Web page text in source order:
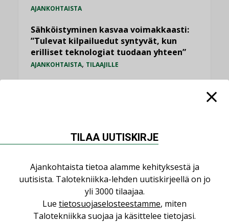
AJANKOHTAISTA
Sähköistyminen kasvaa voimakkaasti:
”Tulevat kilpailuedut syntyvät, kun
erilliset teknologiat tuodaan yhteen”
AJANKOHTAISTA, TILAAJILLE
Puutteellinen eristys lisää lämpöhäviöitä
LEHDEN ARTIKKELIT
KATSO KAIKKI
TILAA UUTISKIRJE
Ajankohtaista tietoa alamme kehityksestä ja
uutisista. Talotekniikka-lehden uutiskirjeellä on jo
yli 3000 tilaajaa.
Lue tietosuojaselosteestamme, miten
Talotekniikka suojaa ja käsittelee tietojasi.